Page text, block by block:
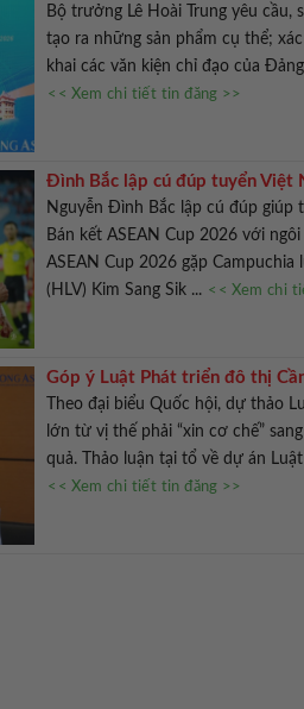
Bộ trưởng Lê Hoài Trung yêu
tạo ra những sản phẩm cụ thể;
khai các văn kiện chỉ đạo của
<< Xem chi tiết tin đăng >>
Đình Bắc lập cú đúp tuyển Việt
Nguyễn Đình Bắc lập cú đúp giúp
Bán kết ASEAN Cup 2026 với
ASEAN Cup 2026 gặp
(HLV) Kim Sang Sik ... << Xem chi
Góp ý Luật Phát triển đô thị
chế
Theo đại biểu Quốc hội, dự thảo
lớn từ vị thế phải “xin cơ chế”
quả. Thảo luận tại tổ về dự án
<< Xem chi tiết tin đăng >>